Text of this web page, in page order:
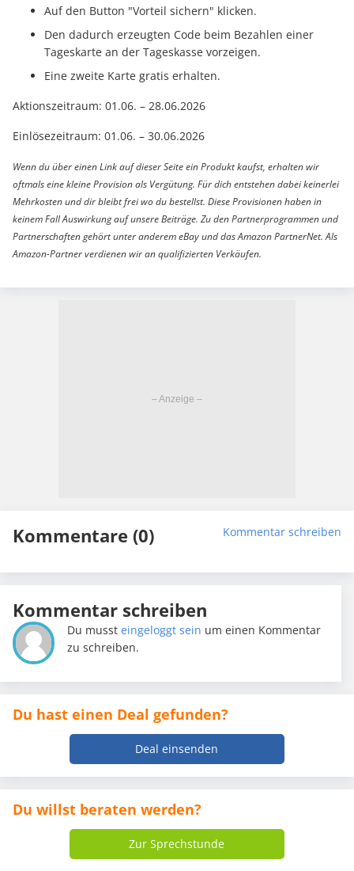
Auf den Button "Vorteil sichern" klicken.
Den dadurch erzeugten Code beim Bezahlen einer
Tageskarte an der Tageskasse vorzeigen.
Eine zweite Karte gratis erhalten.
Aktionszeitraum: 01.06. – 28.06.2026
Einlösezeitraum: 01.06. – 30.06.2026
Wenn du über einen Link auf dieser Seite ein Produkt kaufst, erhalten wir
oftmals eine kleine Provision als Vergütung. Für dich entstehen dabei keinerlei
Mehrkosten und dir bleibt frei wo du bestellst. Diese Provisionen haben in
keinem Fall Auswirkung auf unsere Beiträge. Zu den Partnerprogrammen und
Partnerschaften gehört unter anderem eBay und das Amazon PartnerNet. Als
Amazon-Partner verdienen wir an qualifizierten Verkäufen.
Kommentare (0) Kommentar schreiben
Kommentar schreiben
Du mussteingeloggt sein um einen Kommentar
zu schreiben.
Du hast einen Deal gefunden?
Deal einsenden
Du willst beraten werden?
Zur Sprechstunde